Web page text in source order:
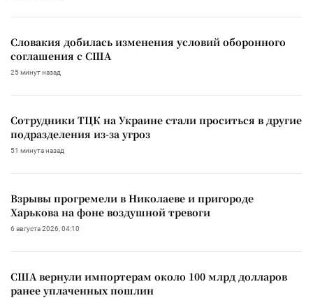
Словакия добилась изменения условий оборонного
соглашения с США
25 минут назад
Сотрудники ТЦК на Украине стали проситься в другие
подразделения из-за угроз
51 минута назад
Взрывы прогремели в Николаеве и пригороде
Харькова на фоне воздушной тревоги
6 августа 2026, 04:10
США вернули импортерам около 100 млрд долларов
ранее уплаченных пошлин